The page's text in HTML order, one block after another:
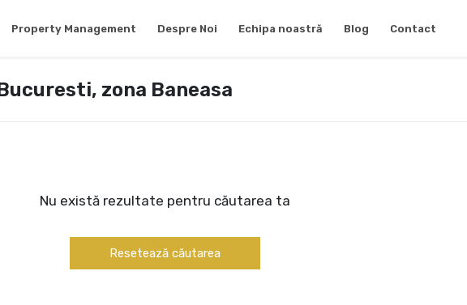
Property Management Despre Noi Echipa noastră Blog Contact
zona Baneasa
Nu există rezultate pentru căutarea ta
Resetează căutarea